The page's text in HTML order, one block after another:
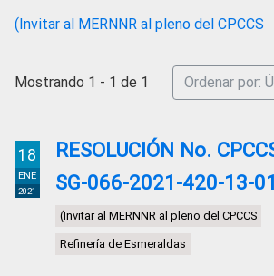
Social
(Invitar al MERNNR al pleno del CPCCS
Mostrando 1 - 1 de 1 Ordenar por:
18
ENE
2021
RESOLUCIÓN No.
SG-066-2021-420-13-
(Invitar al MERNNR al pleno del CPCCS
Refinería de Esmeraldas